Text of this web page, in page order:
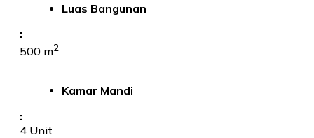
Luas Bangunan
:
500 m2
Kamar Mandi
:
4 Unit